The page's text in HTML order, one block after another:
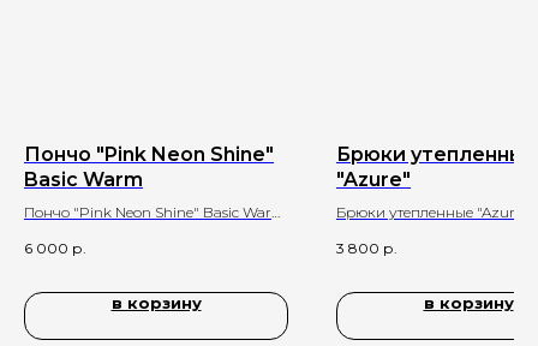
Пончо "Pink Neon Shine"
Basic Warm
Пончо "Pink Neon Shine" Basic Warm
6 000 р.
в корзину
Брюки утепленные
"Azure"
Брюки утепленные "Azure"
3 800 р.
в корзину